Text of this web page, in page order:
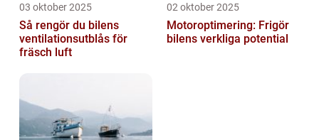
03 oktober 2025
Så rengör du bilens
ventilationsutblås för
fräsch luft
02 oktober 2025
Motoroptimering: Frigör
bilens verkliga potential